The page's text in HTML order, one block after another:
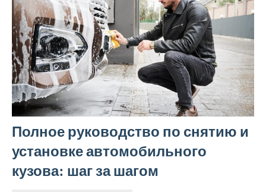
Полное руководство по снятию и
установке автомобильного
кузова: шаг за шагом